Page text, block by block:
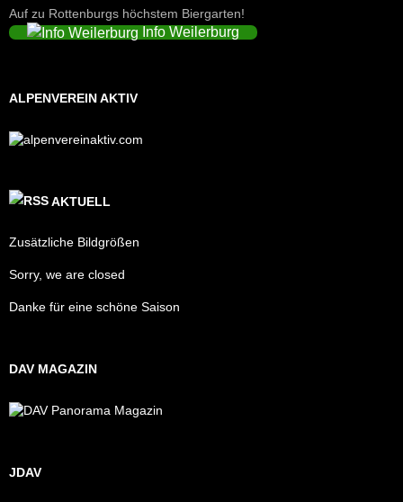
Auf zu Rottenburgs höchstem Biergarten!
Info Weilerburg
ALPENVEREIN AKTIV
AKTUELL
Zusätzliche Bildgrößen
Sorry, we are closed
Danke für eine schöne Saison
DAV MAGAZIN
JDAV